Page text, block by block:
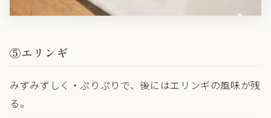
⑤エリンギ
みずみずしく・ぷりぷりで、後にはエリンギの風味が残
る。